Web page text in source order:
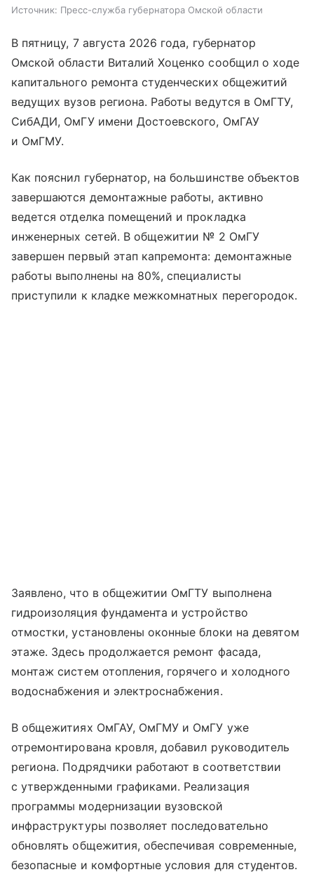
Источник: Пресс-служба губернатора Омской области
В пятницу, 7 августа 2026 года, губернатор
Омской области Виталий Хоценко сообщил о ходе
капитального ремонта студенческих общежитий
ведущих вузов региона. Работы ведутся в ОмГТУ,
СибАДИ, ОмГУ имени Достоевского, ОмГАУ
и ОмГМУ.
Как пояснил губернатор, на большинстве объектов
завершаются демонтажные работы, активно
ведется отделка помещений и прокладка
инженерных сетей. В общежитии № 2 ОмГУ
завершен первый этап капремонта: демонтажные
работы выполнены на 80%, специалисты
приступили к кладке межкомнатных перегородок.
Заявлено, что в общежитии ОмГТУ выполнена
гидроизоляция фундамента и устройство
отмостки, установлены оконные блоки на девятом
этаже. Здесь продолжается ремонт фасада,
монтаж систем отопления, горячего и холодного
водоснабжения и электроснабжения.
В общежитиях ОмГАУ, ОмГМУ и ОмГУ уже
отремонтирована кровля, добавил руководитель
региона. Подрядчики работают в соответствии
с утвержденными графиками. Реализация
программы модернизации вузовской
инфраструктуры позволяет последовательно
обновлять общежития, обеспечивая современные,
безопасные и комфортные условия для студентов.